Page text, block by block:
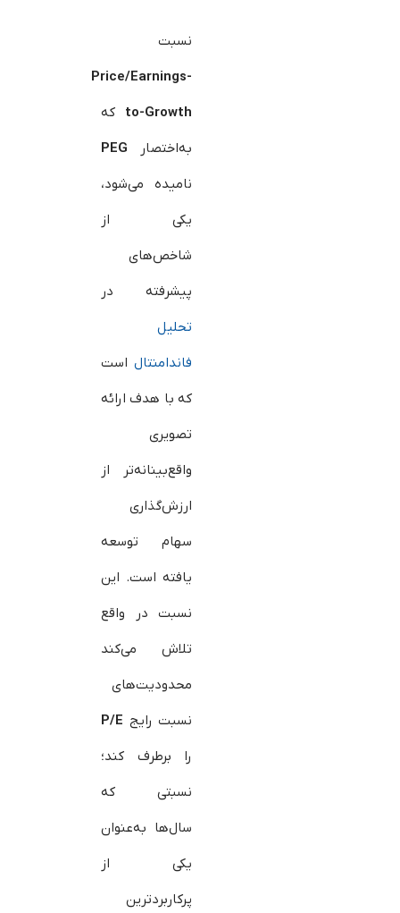
نسبت
Price/Earnings-
to-Growth که
به‌اختصار PEG
نامیده می‌شود،
یکی از
شاخص‌های
پیشرفته در
تحلیل
فاندامنتالاست
که با هدف ارائه
تصویری
واقع‌بینانه‌تر از
ارزش‌گذاری
سهام توسعه
یافته است. این
نسبت در واقع
تلاش می‌کند
محدودیت‌های
نسبت رایج P/E
را برطرف کند؛
نسبتی که
سال‌ها به‌عنوان
یکی از
پرکاربردترین